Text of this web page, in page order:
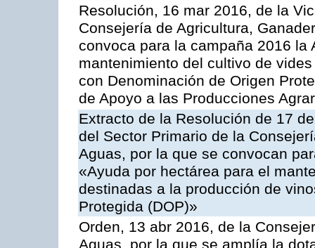
Resolución, 16 mar 2016, de la
Consejería de Agricultura,
convoca para la campaña 2016 la
mantenimiento del cultivo de
con Denominación de Origen
de Apoyo a las Producciones
Extracto de la Resolución de 17
del Sector Primario de la
Aguas, por la que se convocan
«Ayuda por hectárea para el
destinadas a la producción de
Protegida (DOP)»
Orden, 13 abr 2016, de la